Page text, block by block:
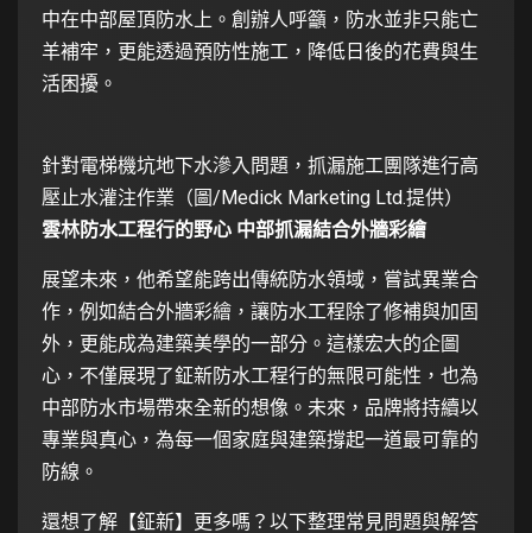
中在中部屋頂防水上。創辦人呼籲，防水並非只能亡
羊補牢，更能透過預防性施工，降低日後的花費與生
活困擾。
針對電梯機坑地下水滲入問題，抓漏施工團隊進行高
壓止水灌注作業（圖/Medick Marketing Ltd.提供）
雲林防水工程行的野心 中部抓漏結合外牆彩繪
展望未來，他希望能跨出傳統防水領域，嘗試異業合
作，例如結合外牆彩繪，讓防水工程除了修補與加固
外，更能成為建築美學的一部分。這樣宏大的企圖
心，不僅展現了鉦新防水工程行的無限可能性，也為
中部防水市場帶來全新的想像。未來，品牌將持續以
專業與真心，為每一個家庭與建築撐起一道最可靠的
防線。
還想了解【鉦新】更多嗎？以下整理常見問題與解答